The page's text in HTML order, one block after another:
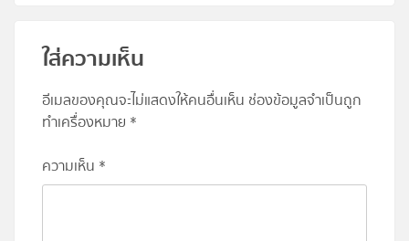
ใส่ความเห็น
อีเมลของคุณจะไม่แสดงให้คนอื่นเห็น ช่องข้อมูลจำเป็นถูก
ทำเครื่องหมาย *
ความเห็น *